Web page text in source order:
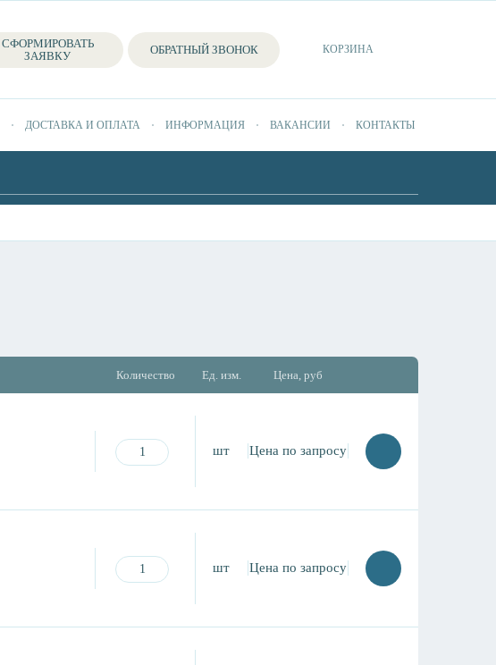
СФОРМИРОВАТЬ
ЗАЯВКУ
ОБРАТНЫЙ ЗВОНОК КОРЗИНА
ДОСТАВКА И ОПЛАТА ИНФОРМАЦИЯ ВАКАНСИИ КОНТАКТЫ
Количество Ед. изм. Цена, руб
шт Цена по запросу
шт Цена по запросу